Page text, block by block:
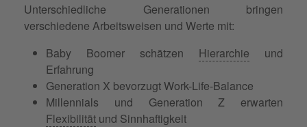
Unterschiedliche Generationen bringen
verschiedene Arbeitsweisen und Werte mit:
Baby Boomer schätzen Hierarchie und
Erfahrung
Generation X bevorzugt Work-Life-Balance
Millennials und Generation Z erwarten
Flexibilität und Sinnhaftigkeit